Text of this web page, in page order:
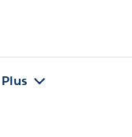
Plus